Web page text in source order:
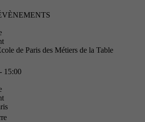
de Paris des Métiers de la Table
15:00